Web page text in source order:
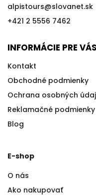
alpistours@slovanet.sk
+421 2 5556 7462
INFORMÁCIE PRE VÁS
Kontakt
Obchodné podmienky
Ochrana osobných
Reklamačné podmienky
Blog
E-shop
O nás
Ako nakupovať